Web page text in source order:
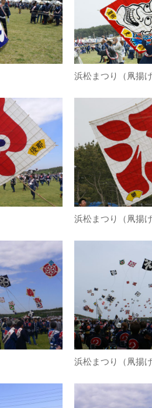
浜松まつり（凧揚げ
浜松まつり（凧揚げ
浜松まつり（凧揚げ